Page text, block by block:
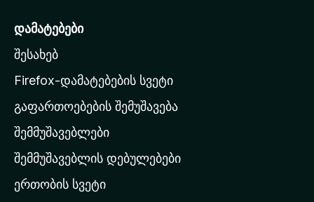
l
l
a
ს
მ
თ
ვ
დამატებები
შესახებ
Firefox-დამატებების სვეტი
გაფართოებების შემუშავება
შემმუშავებლები
შემმუშავებლის დებულებები
ერთობის სვეტი